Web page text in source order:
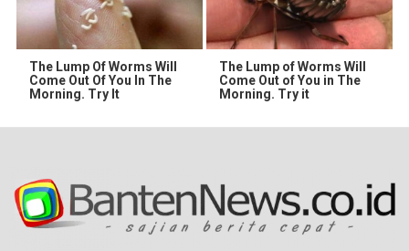
The Lump Of Worms Will
Come Out Of You In The
Morning. Try It
The Lump of Worms Will
Come Out of You in The
Morning. Try it